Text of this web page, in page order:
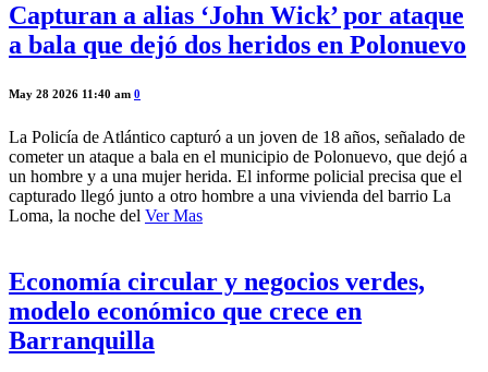
Capturan a alias ‘John Wick’ por ataque
a bala que dejó dos heridos en Polonuevo
May 28 2026 11:40 am 0
La Policía de Atlántico capturó a un joven de 18 años, señalado de
cometer un ataque a bala en el municipio de Polonuevo, que dejó a
un hombre y a una mujer herida. El informe policial precisa que el
capturado llegó junto a otro hombre a una vivienda del barrio La
Loma, la noche del Ver Mas
Economía circular y negocios verdes,
modelo económico que crece en
Barranquilla